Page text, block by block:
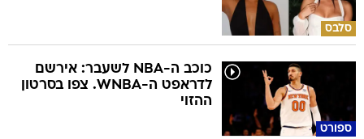
סלבס
ספורט
כוכב ה-NBA לשעבר: אירשם
לדראפט ה-WNBA. צפו בסרטון
ההזוי